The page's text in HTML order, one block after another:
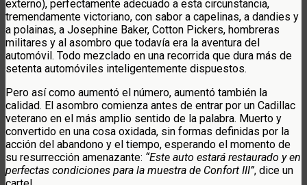
externo), perfectamente adecuado a esta circunstancia,
tremendamente victoriano, con sabor a capelinas, a dandies y
a polainas, a Josephine Baker, Cotton Pickers, hombreras
militares y al asombro que todavía era la aventura del
automóvil. Todo mezclado en una recorrida que dura más de
setenta automóviles inteligentemente dispuestos.
Pero así como aumentó el número, aumentó también la
calidad. El asombro comienza antes de entrar por un Cadillac
veterano en el más amplio sentido de la palabra. Muerto y
convertido en una cosa oxidada, sin formas definidas por la
acción del abandono y el tiempo, esperando el momento de
su resurrección amenazante: “Este auto estará restaurado y en
perfectas condiciones para la muestra de Confort III”, dice un